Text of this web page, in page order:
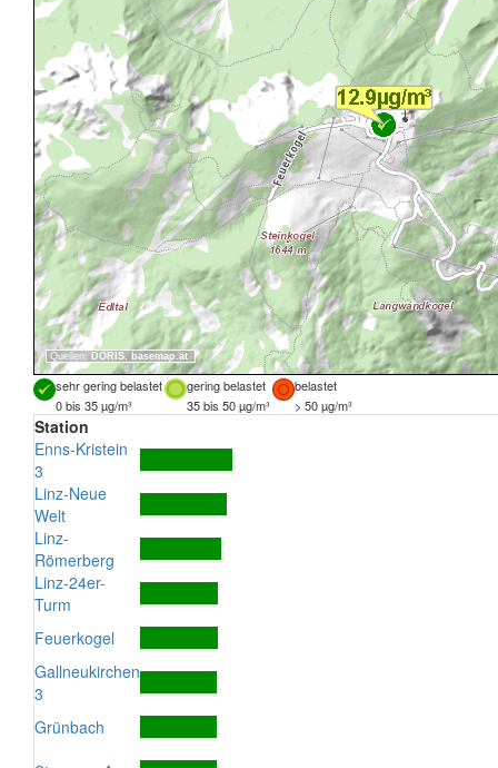
Quellen: DORIS, basemap.at
sehr gering belastet gering belastet
belastet
0 bis 35 µg/m³
35 bis 50 µg/m³ > 50 µg/m³
Station
Enns-Kristein
3
Linz-Neue
Welt
Linz-
Römerberg
Linz-24er-
Turm
Feuerkogel
Gallneukirchen
3
Grünbach